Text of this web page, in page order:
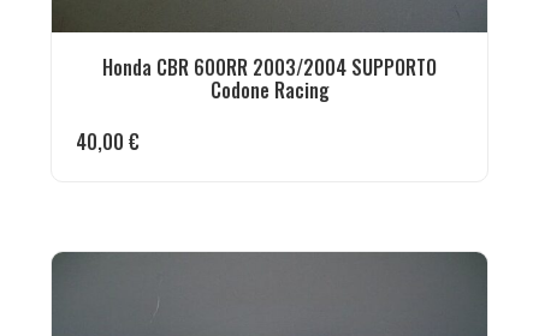
Honda CBR 600RR 2003/2004 SUPPORTO
Codone Racing
40,00 €